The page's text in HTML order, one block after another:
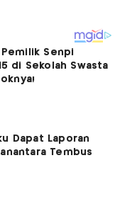
Senpi
di Sekolah Swasta
Dapat Laporan
Tembus